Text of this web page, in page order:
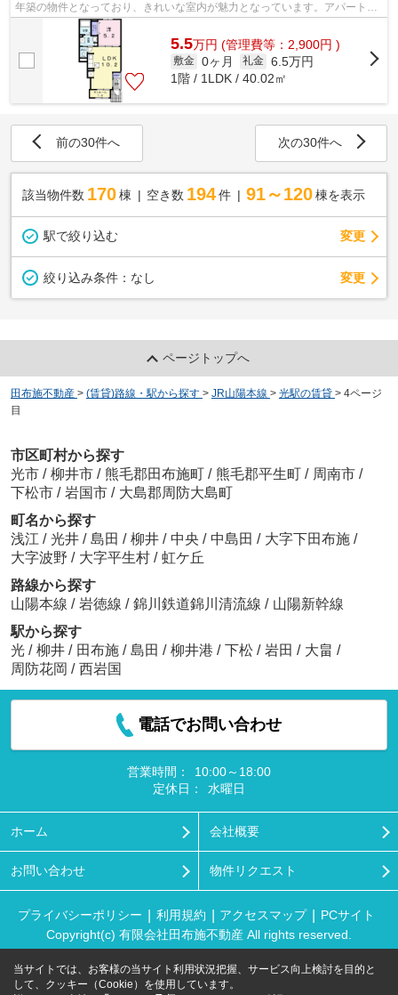
年築の物件となっており、きれいな室内が魅力となっています。アパートタ
イプのお部屋です。賃貸住宅をお探しな...
5.5万円 (管理費等：2,900円 )
敷金 0ヶ月 礼金 6.5万円
1階 / 1LDK / 40.02㎡
前の30件へ 次の30件へ
該当物件数 170棟 空き数 194 件 91～120 棟を表示
駅で絞り込む 変更
絞り込み条件： なし 変更
ページトップへ
田布施不動産 > (賃貸)路線・駅から探す > JR山陽本線 > 光駅の賃貸 > 4ページ
目
市区町村から探す
光市 / 柳井市 / 熊毛郡田布施町 / 熊毛郡平生町 / 周南市 /
下松市 / 岩国市 / 大島郡周防大島町
町名から探す
浅江 / 光井 / 島田 / 柳井 / 中央 / 中島田 / 大字下田布施 /
大字波野 / 大字平生村 / 虹ケ丘
路線から探す
山陽本線 / 岩徳線 / 錦川鉄道錦川清流線 / 山陽新幹線
駅から探す
光 / 柳井 / 田布施 / 島田 / 柳井港 / 下松 / 岩田 / 大畠 /
周防花岡 / 西岩国
電話でお問い合わせ
営業時間：
10:00～18:00
定休日：
水曜日
ホーム 会社概要
お問い合わせ 物件リクエスト
プライバシーポリシー 利用規約 アクセスマップ
PCサイト
Copyright(c) 有限会社田布施不動産 All rights reserved.
当サイトでは、お客様の当サイト利用状況把握、サービス向上検討を目的と
して、クッキー（Cookie）を使用しています。